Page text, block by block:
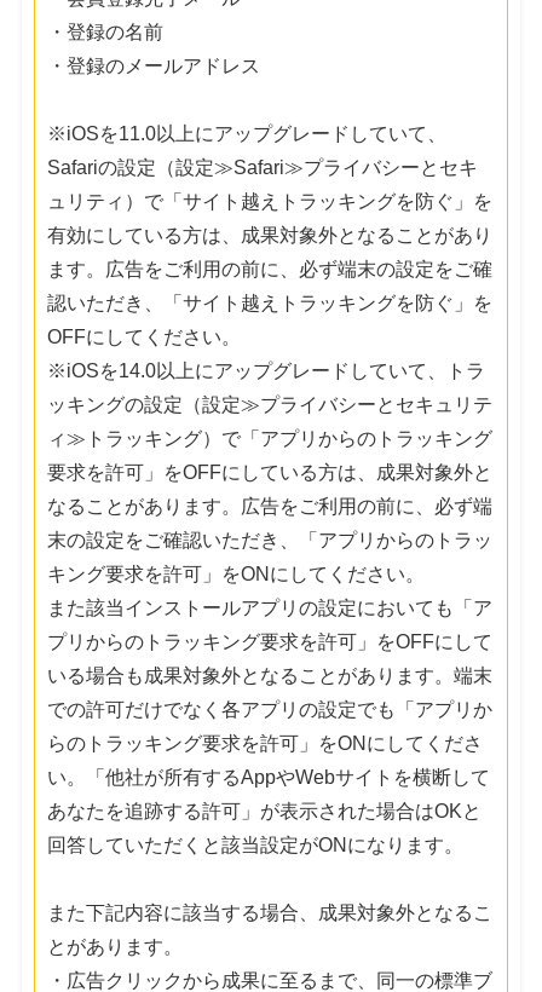
・登録の名前
・登録のメールアドレス
※iOSを11.0以上にアップグレードしていて、
Safariの設定（設定≫Safari≫プライバシーとセキ
ュリティ）で「サイト越えトラッキングを防ぐ」を
有効にしている方は、成果対象外となることがあり
ます。広告をご利用の前に、必ず端末の設定をご確
認いただき、「サイト越えトラッキングを防ぐ」を
OFFにしてください。
※iOSを14.0以上にアップグレードしていて、トラ
ッキングの設定（設定≫プライバシーとセキュリテ
ィ≫トラッキング）で「アプリからのトラッキング
要求を許可」をOFFにしている方は、成果対象外と
なることがあります。広告をご利用の前に、必ず端
末の設定をご確認いただき、「アプリからのトラッ
キング要求を許可」をONにしてください。
また該当インストールアプリの設定においても「ア
プリからのトラッキング要求を許可」をOFFにして
いる場合も成果対象外となることがあります。端末
での許可だけでなく各アプリの設定でも「アプリか
らのトラッキング要求を許可」をONにしてくださ
い。「他社が所有するAppやWebサイトを横断して
あなたを追跡する許可」が表示された場合はOKと
回答していただくと該当設定がONになります。
また下記内容に該当する場合、成果対象外となるこ
とがあります。
・広告クリックから成果に至るまで、同一の標準ブ